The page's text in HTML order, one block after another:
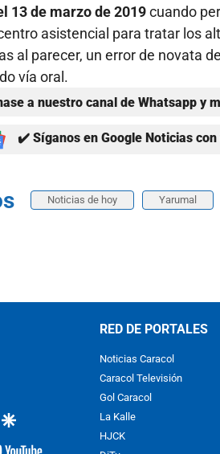
13 de marzo de 2019cuando
asistencial para tratar los
al parecer, un error de novata
vía oral.
a nuestro canal de Whatsapp y
✔️ Síganos en Google Noticias
Noticias de hoy Yarumal
google
youtube-
RED DE PORTALES
Noticias Caracol
Caracol Televisión
Gol Caracol
La Kalle
HJCK